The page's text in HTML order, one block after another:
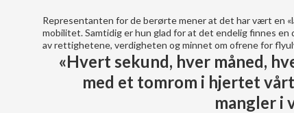
Representanten for de berørte mener at det har vært en
mobilitet. Samtidig er hun glad for at det endelig finnes
av rettighetene, verdigheten og minnet om ofrene for
«Hvert sekund, hver måned,
med et tomrom i hjertet
mangler i